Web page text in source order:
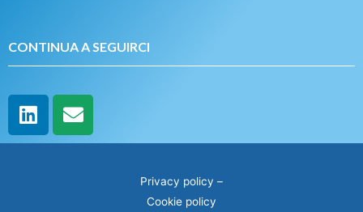
CONTINUA A SEGUIRCI
Privacy policy –
Cookie policy